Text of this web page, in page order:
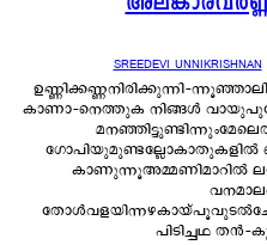
SREEDEVI UNNIKRISHNAN
ഉണ്ണിക്കണ്ണനിരിക്കുന്നി-
കാണാ-നെത്തുക നിങ്ങൾ
കാണുന്നൂഅമ്മണിമാറിൽ
പിടിച്ചഥ